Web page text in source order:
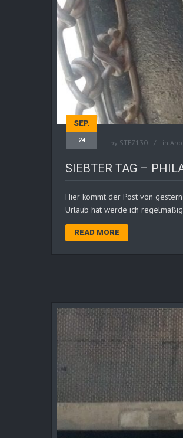
SEP.
24 by STE7130 in
SIEBTER TAG –
Hier kommt der Post von
Urlaub hat werde ich
READ MORE